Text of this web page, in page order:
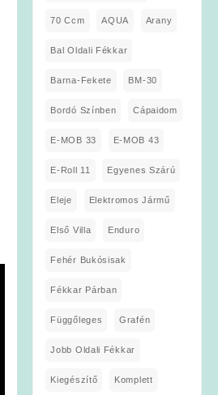
70 Ccm AQUA Arany
Bal Oldali Fékkar
Barna-Fekete BM-30
Bordó Színben Cápaidom
E-MOB 33 E-MOB 43
E-Roll 11 Egyenes Szárú
Eleje Elektromos Jármű
Első Villa Enduro
Fehér Bukósisak
Fékkar Párban
Függőleges Grafén
Jobb Oldali Fékkar
Kiegészítő Komplett